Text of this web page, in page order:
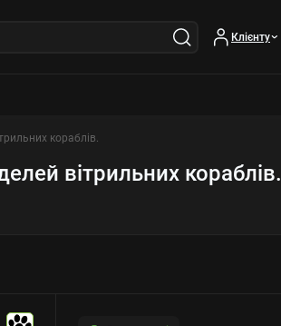
Клієнту
кораблів.
вітрильних кораблів.